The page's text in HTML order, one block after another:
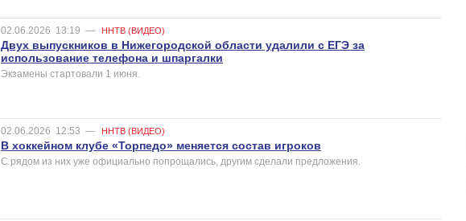
02.06.2026 13:19 — ННТВ (ВИДЕО)
Двух выпускников в Нижегородской области удалили с ЕГЭ за
использование телефона и шпаргалки
Экзамены стартовали 1 июня.
02.06.2026 12:53 — ННТВ (ВИДЕО)
В хоккейном клубе «Торпедо» меняется состав игроков
С рядом из них уже официально попрощались, другим сделали предложения.